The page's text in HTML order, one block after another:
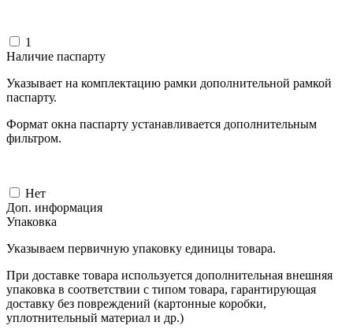
1
Наличие паспарту
Указывает на комплектацию рамки дополнительной рамкой
паспарту.
Формат окна паспарту устанавливается дополнительным
фильтром.
Нет
Доп. информация
Упаковка
Указываем первичную упаковку единицы товара.
При доставке товара используется дополнительная внешняя
упаковка в соответствии с типом товара, гарантирующая
доставку без повреждений (картонные коробки,
уплотнительный материал и др.)